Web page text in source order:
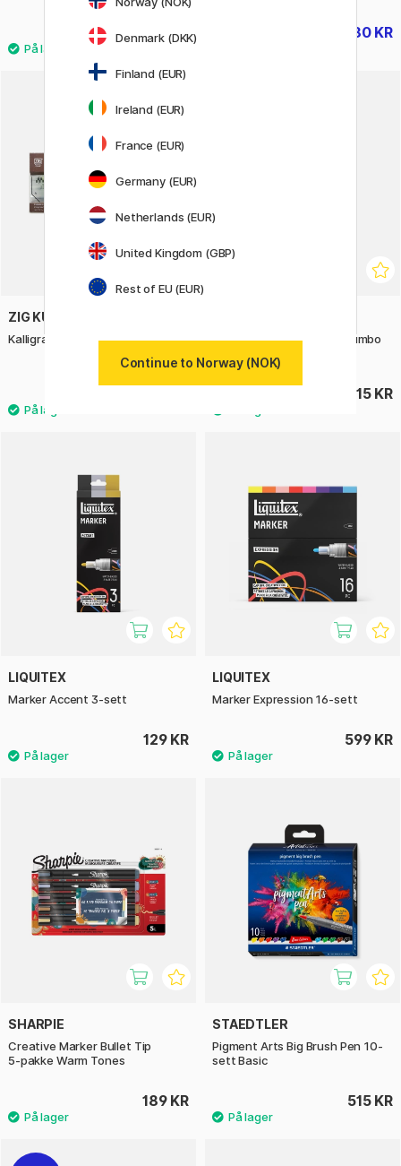
225 KR 180 KR
ZIG KURETAKE
Kalligrafipenner 3-sett #2
Blyant Mars Lumograph Jumbo
215 KR
LIQUITEX
Marker Accent 3-sett
129 KR
LIQUITEX
Marker Expression 16-sett
599 KR
SHARPIE
Creative Marker Bullet Tip
5‑pakke Warm Tones
189 KR
STAEDTLER
Pigment Arts Big Brush Pen 10-
sett Basic
515 KR
Denmark (DKK)
Finland (EUR)
Ireland (EUR)
France (EUR)
Germany (EUR)
Netherlands (EUR)
United Kingdom (GBP)
Rest of EU (EUR)
Continue to Norway (NOK)